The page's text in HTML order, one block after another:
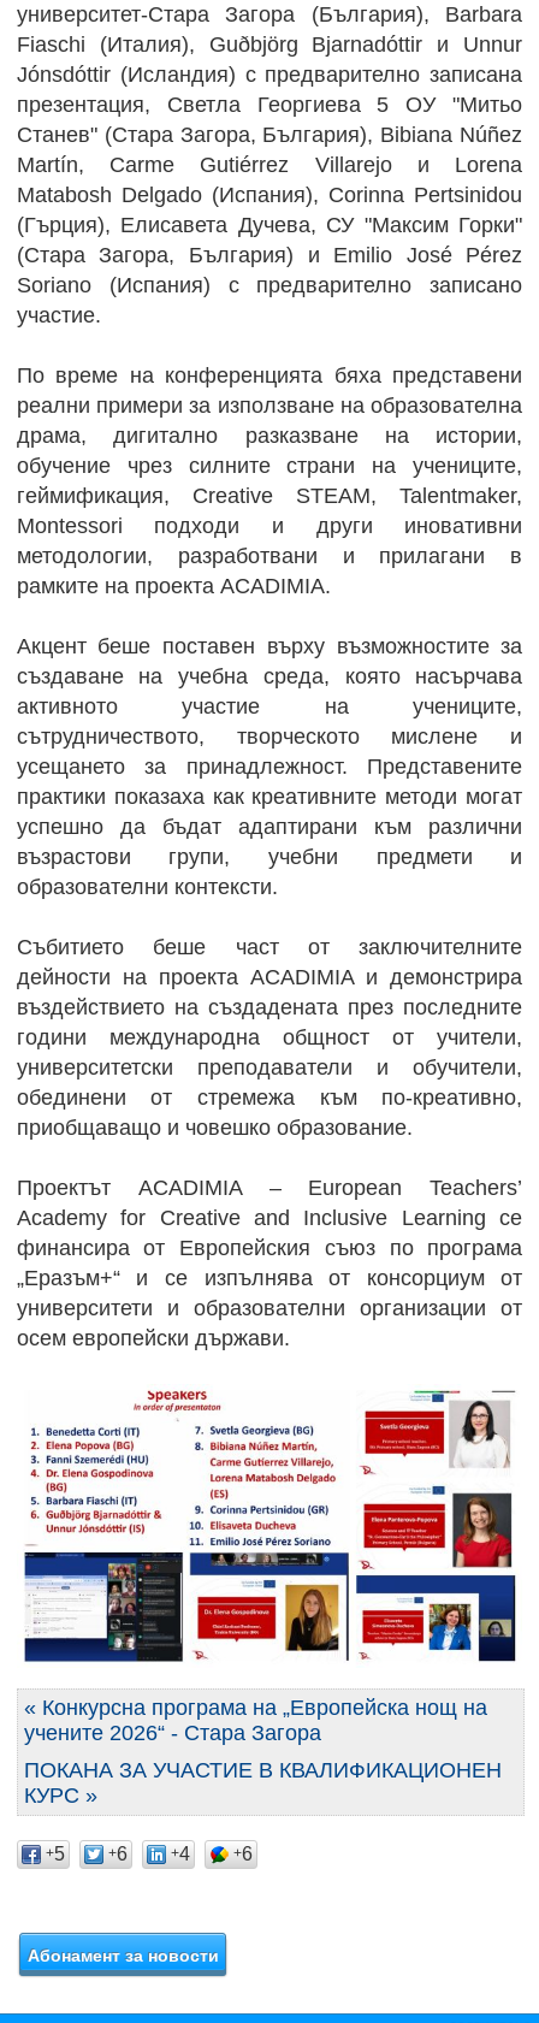
университет-Стара Загора (България), Barbara
Fiaschi (Италия), Guðbjörg Bjarnadóttir и Unnur
Jónsdóttir (Исландия) с предварително записана
презентация, Светла Георгиева 5 ОУ "Митьо
Станев" (Стара Загора, България), Bibiana Núñez
Martín, Carme Gutiérrez Villarejo и Lorena
Matabosh Delgado (Испания), Corinna Pertsinidou
(Гърция), Елисавета Дучева, СУ "Максим Горки"
(Стара Загора, България) и Emilio José Pérez
Soriano (Испания) с предварително записано
участие.
По време на конференцията бяха представени
реални примери за използване на образователна
драма, дигитално разказване на истории,
обучение чрез силните страни на учениците,
геймификация, Creative STEAM, Talentmaker,
Montessori подходи и други иновативни
методологии, разработвани и прилагани в
рамките на проекта ACADIMIA.
Акцент беше поставен върху възможностите за
създаване на учебна среда, която насърчава
активното участие на учениците,
сътрудничеството, творческото мислене и
усещането за принадлежност. Представените
практики показаха как креативните методи могат
успешно да бъдат адаптирани към различни
възрастови групи, учебни предмети и
образователни контексти.
Събитието беше част от заключителните
дейности на проекта ACADIMIA и демонстрира
въздействието на създадената през последните
години международна общност от учители,
университетски преподаватели и обучители,
обединени от стремежа към по-креативно,
приобщаващо и човешко образование.
Проектът ACADIMIA – European Teachers’
Academy for Creative and Inclusive Learning се
финансира от Европейския съюз по програма
„Еразъм+“ и се изпълнява от консорциум от
университети и образователни организации от
осем европейски държави.
« Конкурсна програма на „Европейска нощ на
учените 2026“ - Стара Загора
ПОКАНА ЗА УЧАСТИЕ В КВАЛИФИКАЦИОНЕН
КУРС »
+5 +6 +4 +6